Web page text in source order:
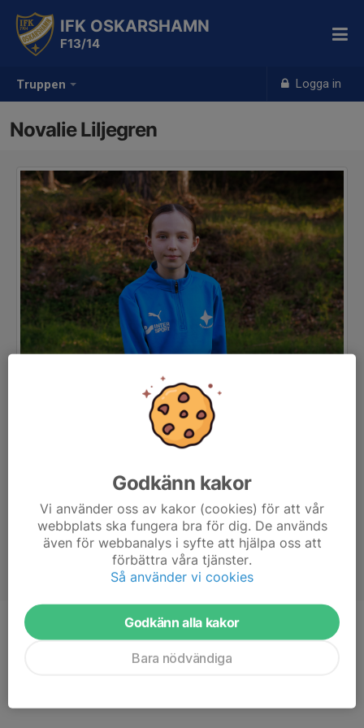
Truppen Logga in
IFK OSKARSHAMN
F13/14
Novalie Liljegren
Position
11 år
Godkänn kakor
Vi använder oss av kakor (cookies) för att vår
webbplats ska fungera bra för dig. De används
även för webbanalys i syfte att hjälpa oss att
förbättra våra tjänster.
Så använder vi cookies
Godkänn alla kakor
Bara nödvändiga